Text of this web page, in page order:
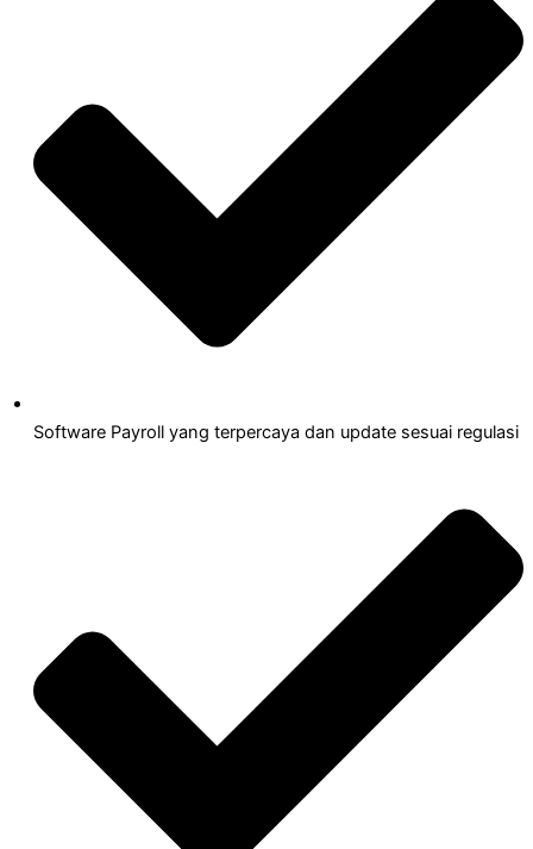
Software Payroll yang terpercaya dan update sesuai regulasi